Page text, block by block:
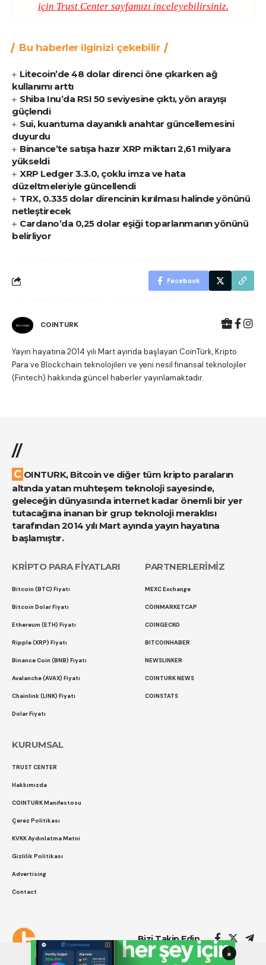
×
için Trust Centersayfamızı inceleyebilirsiniz.
Bu haberler ilginizi çekebilir
Litecoin’de 48 dolar direnci öne çıkarken ağ
kullanımı arttı
Shiba Inu’da RSI 50 seviyesine çıktı, yön arayışı
güçlendi
Sui, kuantuma dayanıklı anahtar güncellemesini
duyurdu
Binance’te satışa hazır XRP miktarı 2,61 milyara
yükseldi
XRP Ledger 3.3.0, çoklu imza ve hata
düzeltmeleriyle güncellendi
TRX, 0.335 dolar direncinin kırılması halinde yönünü
netleştirecek
Cardano’da 0,25 dolar eşiği toparlanmanın yönünü
belirliyor
Facebook
COINTURK
Yayın hayatına 2014 yılı Mart ayında başlayan CoinTürk, Kripto
Para ve Blockchain teknolojileri ve yeni nesil finansal teknolojiler
(Fintech) hakkında güncel haberler yayınlamaktadır.
//
COINTURK, Bitcoin ve diğer tüm kripto paraların
altında yatan muhteşem teknoloji sayesinde,
geleceğin dünyasında internet kadar önemli bir yer
tutacağına inanan bir grup teknoloji meraklısı
tarafından 2014 yılı Mart ayında yayın hayatına
başlamıştır.
KRİPTO PARA FİYATLARI
Bitcoin (BTC) Fiyatı
Bitcoin Dolar Fiyatı
Ethereum (ETH) Fiyatı
Ripple (XRP) Fiyatı
Binance Coin (BNB) Fiyatı
Avalanche (AVAX) Fiyatı
Chainlink (LINK) Fiyatı
Dolar Fiyatı
PARTNERLERİMİZ
MEXC Exchange
COINMARKETCAP
COINGECKO
BITCOINHABER
NEWSLINKER
COINTURK NEWS
COINSTATS
KURUMSAL
TRUST CENTER
Hakkımızda
COINTURK Manifestosu
Çerez Politikası
KVKK Aydınlatma Metni
Gizlilik Politikası
Advertising
Contact
Bizi Takip Edin
Çerez Politikası Gizlilik Politikası